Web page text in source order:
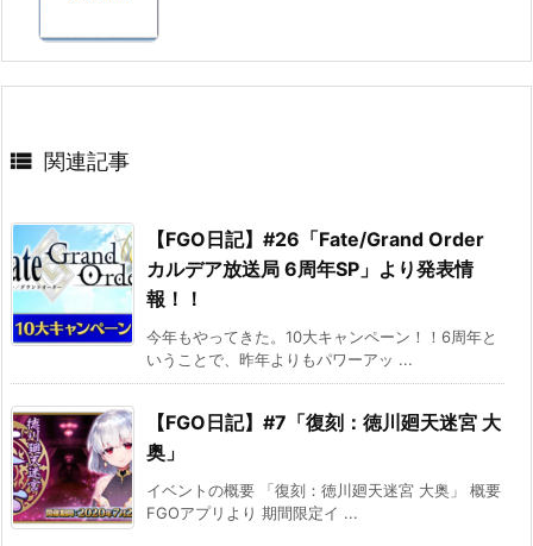
 関連記事
【FGO日記】#26「Fate/Grand Order
カルデア放送局 6周年SP」より発表情
報！！
今年もやってきた。10大キャンペーン！！6周年と
いうことで、昨年よりもパワーアッ ...
【FGO日記】#7「復刻：徳川廻天迷宮 大
奥」
イベントの概要 「復刻：徳川廻天迷宮 大奥」 概要
FGOアプリより 期間限定イ ...